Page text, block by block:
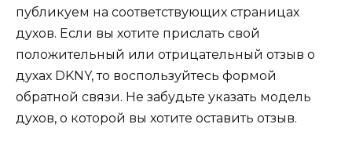
публикуем на соответствующих страницах
духов. Если вы хотите прислать свой
положительный или отрицательный отзыв о
духах DKNY, то воспользуйтесь формой
обратной связи. Не забудьте указать модель
духов, о которой вы хотите оставить отзыв.